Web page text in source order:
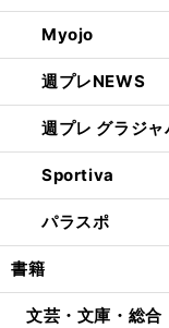
Myojo
週プレNEWS
週プレ グラジャ
Sportiva
パラスポ
書籍
文芸・文庫・総合